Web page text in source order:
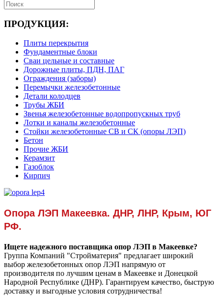
ПРОДУКЦИЯ:
Плиты перекрытия
Фундаментные блоки
Сваи цельные и составные
Дорожные плиты, ПДН, ПАГ
Ограждения (заборы)
Перемычки железобетонные
Детали колодцев
Трубы ЖБИ
Звенья железобетонные водопропускных труб
Лотки и каналы железобетонные
Стойки железобетонные СВ и СК (опоры ЛЭП)
Бетон
Прочие ЖБИ
Керамзит
Газоблок
Кирпич
Опора ЛЭП Макеевка. ДНР, ЛНР, Крым, ЮГ
РФ.
Ищете надежного поставщика опор ЛЭП в Макеевке?
Группа Компаний "Стройматерия" предлагает широкий
выбор железобетонных опор ЛЭП напрямую от
производителя по лучшим ценам в Макеевке и Донецкой
Народной Республике (ДНР). Гарантируем качество, быструю
доставку и выгодные условия сотрудничества!